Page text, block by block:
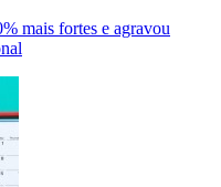
mais fortes e agravou